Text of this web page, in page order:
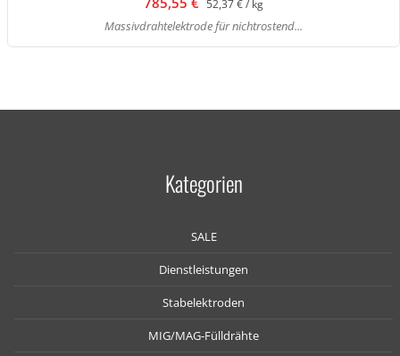
52,37 € / kg
Massivdrahtelektrode für nichtrostend...
Kategorien
SALE
Dienstleistungen
Stabelektroden
MIG/MAG-Fülldrähte